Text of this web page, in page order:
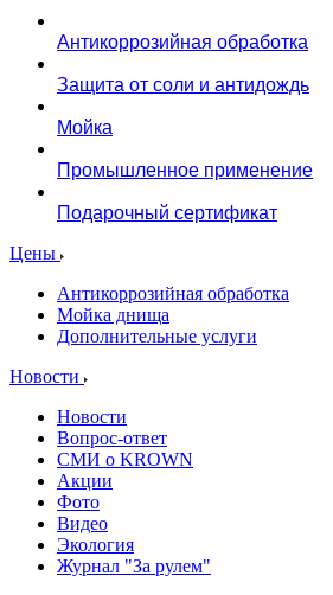
Антикоррозийная обработка
Защита от соли и антидождь
Мойка
Промышленное применение
Подарочный сертификат
Цены
Антикоррозийная обработка
Мойка днища
Дополнительные услуги
Новости
Новости
Вопрос-ответ
СМИ о KROWN
Акции
Фото
Видео
Экология
Журнал "За рулем"